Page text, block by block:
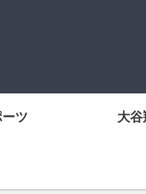
ーツ 大谷